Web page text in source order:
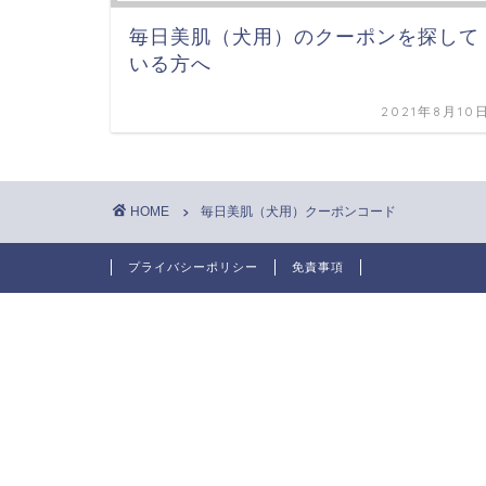
毎日美肌（犬用）のクーポンを探して
いる方へ
2021年8月10
HOME 毎日美肌（犬用）クーポンコード
プライバシーポリシー 免責事項